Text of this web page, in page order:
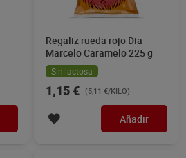
Regaliz rueda rojo Dia
Marcelo Caramelo 225 g
Sin lactosa
1,15 € (5,11 €/KILO)
Añadir